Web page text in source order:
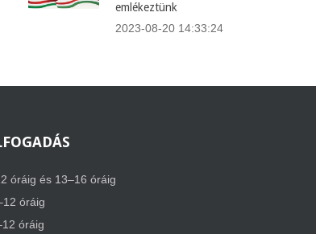
emlékeztünk
2023-08-20 14:33:24
óráig és 13–16 óráig
óráig
óráig